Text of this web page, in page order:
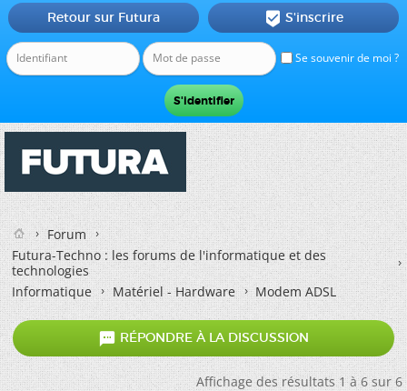
Se souvenir de moi ?
Retour sur Futura  S'inscrire
Forum
Futura-Techno : les forums de l'informatique et des
technologies
Informatique
Matériel - Hardware Modem ADSL
 RÉPONDRE À LA DISCUSSION
Affichage des résultats 1 à 6 sur 6